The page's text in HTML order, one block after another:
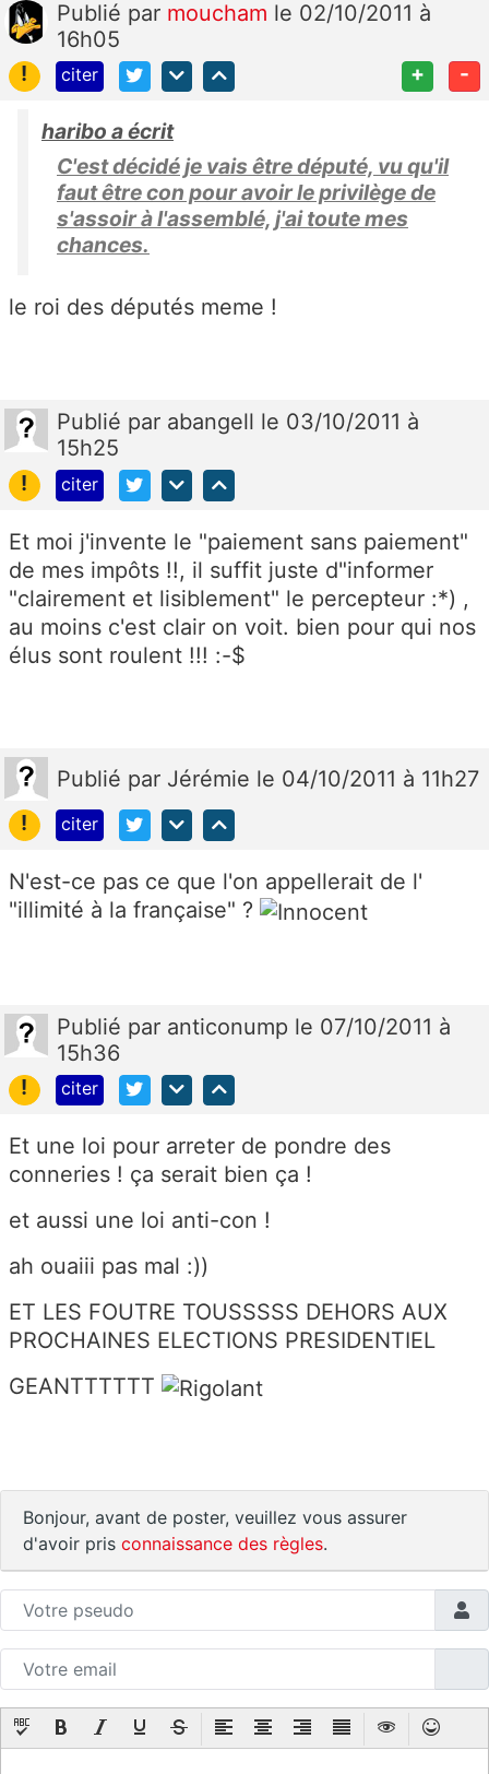
Publié par moucham le 02/10/2011 à
16h05
!
citer + -
haribo a écrit
C'est décidé je vais être député, vu qu'il
faut être con pour avoir le privilège de
s'assoir à l'assemblé, j'ai toute mes
chances.
le roi des députés meme !
Publié par abangell le 03/10/2011 à
15h25
!
citer
Et moi j'invente le "paiement sans paiement"
de mes impôts !!, il suffit juste d"informer
"clairement et lisiblement" le percepteur :*) ,
au moins c'est clair on voit. bien pour qui nos
élus sont roulent !!! :-$
Publié par Jérémie le 04/10/2011 à 11h27
!
citer
N'est-ce pas ce que l'on appellerait de l'
"illimité à la française" ?
Publié par anticonump le 07/10/2011 à
15h36
!
citer
Et une loi pour arreter de pondre des
conneries ! ça serait bien ça !
et aussi une loi anti-con !
ah ouaiii pas mal :))
ET LES FOUTRE TOUSSSSS DEHORS AUX
PROCHAINES ELECTIONS PRESIDENTIEL
GEANTTTTTT
Bonjour, avant de poster, veuillez vous assurer
d'avoir pris connaissance des règles.